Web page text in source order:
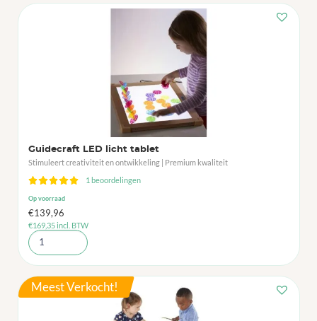
Guidecraft LED licht tablet
Stimuleert creativiteit en ontwikkeling | Premium kwaliteit
1 beoordelingen
Op voorraad
€139,96
€169,35incl. BTW
Meest Verkocht!